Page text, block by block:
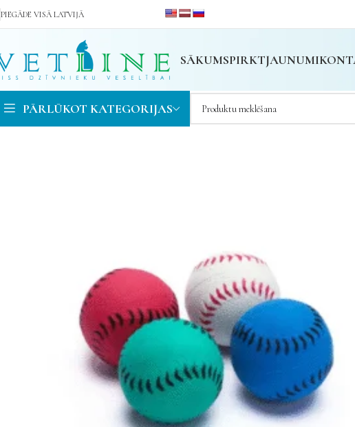
PIEGĀDE VISĀ LATVIJĀ
SĀKUMSPIRKTJAUNUMI
PĀRLŪKOT KATEGORIJAS